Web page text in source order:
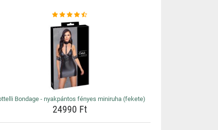
Bondage - nyakpántos fényes miniruha (fekete)
24990 Ft